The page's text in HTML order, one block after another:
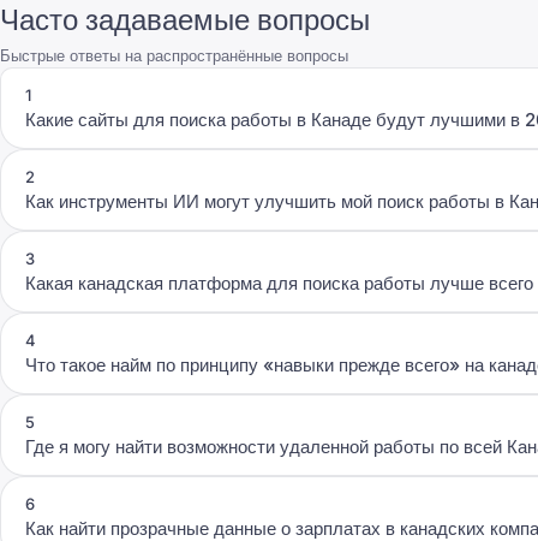
Часто задаваемые вопросы
Быстрые ответы на распространённые вопросы
1
Какие сайты для поиска работы в Канаде будут лучшими в
2
Как инструменты ИИ могут улучшить мой поиск работы в
3
Какая канадская платформа для поиска работы лучше
4
Что такое найм по принципу «навыки прежде всего» на
5
Где я могу найти возможности удаленной работы по всей
6
Как найти прозрачные данные о зарплатах в канадских